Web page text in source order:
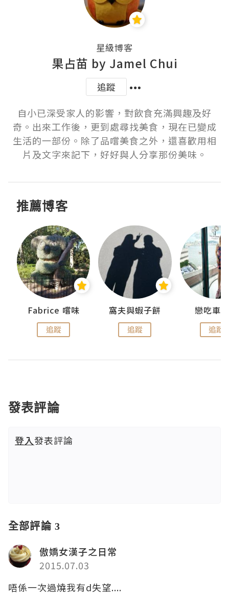
星級博客
果占苗 by Jamel Chui
追蹤
自小已深受家人的影響，對飲食充滿興趣及好
奇。出來工作後，更到處尋找美食，現在已變成
生活的一部份。除了品嚐美食之外，還喜歡用相
片及文字來記下，好好與人分享那份美味。
推薦博客
Fabrice 嚐味
追蹤
窩夫與蝦子餅
追蹤
戀吃車
追蹤
發表評論
登入發表評論
全部評論 3
傲嬌女漢子之日常
2015.07.03
唔係一次過燒我有d失望....